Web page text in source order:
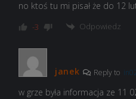
no ktoś tu mi pisał że do 12
-3 Odpowiedz
janek Reply to
w grze była informacja ze 11